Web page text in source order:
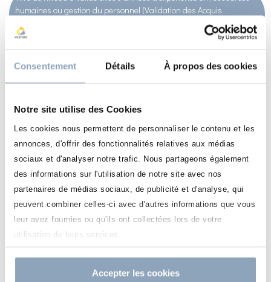
Consentement Détails À propos des cookies
Notre site utilise des Cookies
Les cookies nous permettent de personnaliser le contenu et les
annonces, d'offrir des fonctionnalités relatives aux médias
sociaux et d'analyser notre trafic. Nous partageons également
des informations sur l'utilisation de notre site avec nos
partenaires de médias sociaux, de publicité et d'analyse, qui
peuvent combiner celles-ci avec d'autres informations que vous
leur avez fournies ou qu'ils ont collectées lors de votre
utilisation de leurs services.
Accepter les cookies
humaines ou gestion du personnel (Validation des Acquis
Professionnels via un dossier à faire valider par le certificateur)
isées professionnelles de la certification :
Administrateur des RH / Coordinateur RH / Responsable de la
gestion des RH / Chef du personnel
Responsable du développement, de missions ou de projets RH
HR Business Partner
ressources humaines